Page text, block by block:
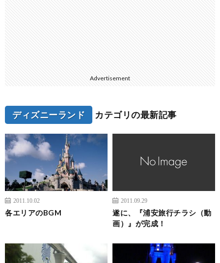
Advertisement
ディズニーランド カテゴリの最新記事
2011.10.02
各エリアのBGM
2011.09.29
遂に、『浦安旅行チラシ（動
画）』が完成！